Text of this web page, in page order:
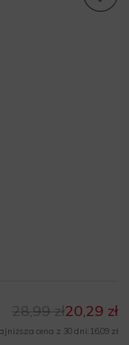
20,29 zł
28,99 zł
cena z 30 dni: 16,09 zł